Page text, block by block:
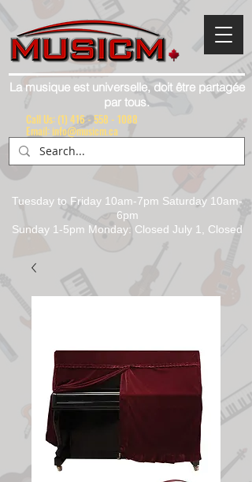
La musique est universelle, doit être partagée
par tous.
Tuesday to Friday 10am-7pm Saturday 10am-
6pm
Sunday 1-5pm Monday: Closed July 1, Closed
Call Us: (1) 416 - 558 - 1088
Email: info@musicm.ca